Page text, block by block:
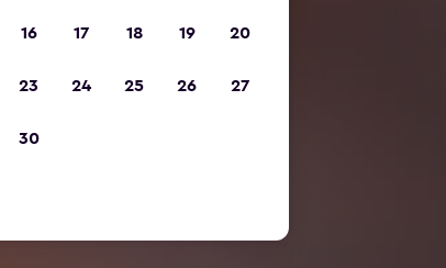
16 17 18 19 20
23 24 25 26 27
30